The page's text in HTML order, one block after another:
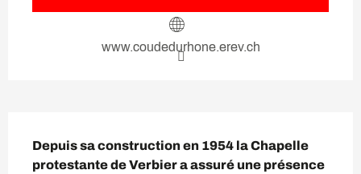
www.coudedurhone.erev.ch
Depuis sa construction en 1954 la Chapelle
protestante de Verbier a assuré une présence